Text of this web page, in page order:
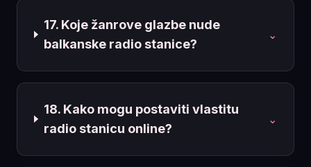
17. Koje žanrove glazbe nude
balkanske radio stanice?
⌄
18. Kako mogu postaviti vlastitu
radio stanicu online?
⌄